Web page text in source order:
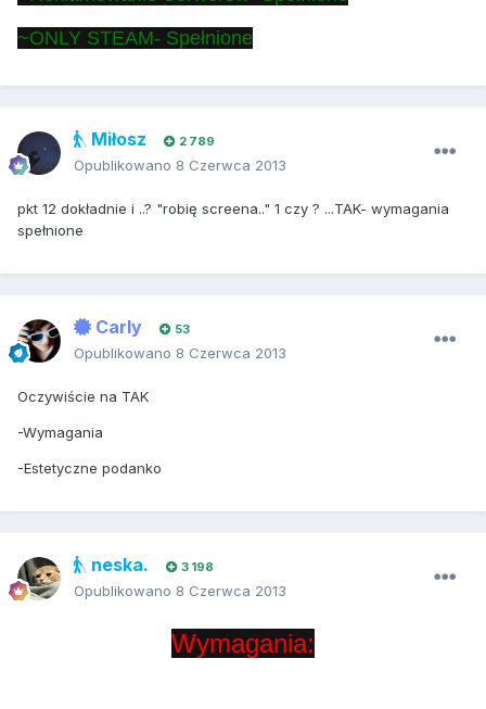
~ONLY STEAM- Spełnione
Miłosz 2 789
Opublikowano 8 Czerwca 2013
pkt 12 dokładnie i ..? "robię screena.." 1 czy ? ...TAK- wymagania
spełnione
Carly 53
Opublikowano 8 Czerwca 2013
Oczywiście na TAK
-Wymagania
-Estetyczne podanko
neska. 3 198
Opublikowano 8 Czerwca 2013
Wymagania: